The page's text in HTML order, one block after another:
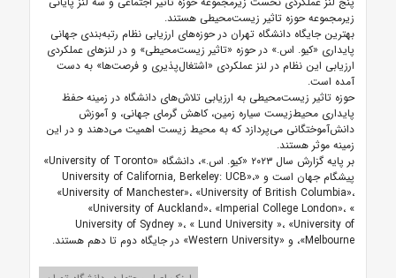
زیرمجموعه حوزه تاثیر زیست‌محیطی هستند.
بهترین جایگاه دانشگاه تهران در حوزه‌های ارزیابی نظام رتبه‌بندی جهانی
پایداری «کیو. اس.» در حوزه «تاثیر زیست‌محیطی» و در لنزهای عملکردی
ارزیابی این نظام در لنز عملکردی «اشتغال‌پذیری و فرصت‌ها» به دست
آمده است.
حوزه تاثیر زیست‌محیطی به ارزیابی تلاش‌های دانشگاه در زمینه حفظ
پایداری محیط‌زیست سیاره زمین، کاهش گرمای جهانی، و آموزش
دانش‌آموختگانی می‌پردازد که به محیط زیست اهمیت می‌دهند و در این
زمینه موثر هستند.
بر پایه گزارش سال ۲۰۲۳ «کیو. اس.»، دانشگاه «University of Toronto»
پیشگام جهان است و «University of California, Berkeley: UCB»،
«University of Manchester»، «University of British Columbia»،
«University of Auckland»، «Imperial College London»، «
University of Sydney »، « Lund University »، «University of
Melbourne»، و «Western University» در جایگاه دوم تا دهم هستند.